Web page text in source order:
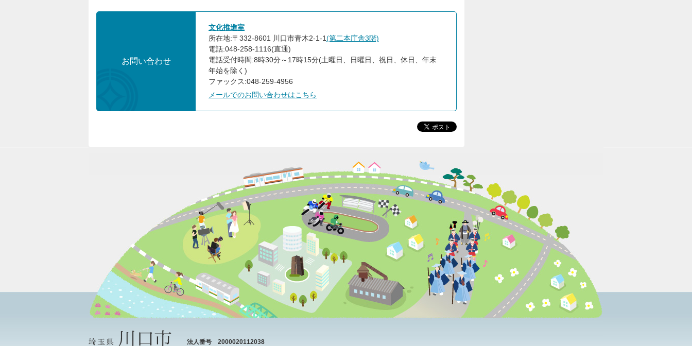
お問い合わせ
文化推進室
所在地:〒332-8601 川口市青木2-1-1(第二本庁舎3階)
電話:048-258-1116(直通)
電話受付時間:8時30分～17時15分(土曜日、日曜日、祝日、休日、年末
年始を除く)
ファックス:048-259-4956
メールでのお問い合わせはこちら
法人番号 2000020112038